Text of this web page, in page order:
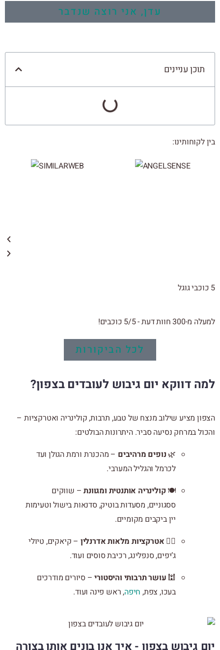
עדן, אני רוצה שנדבר
תוכן עניינים
בין לקוחותינו:
5 כוכבי גוגל
למעלה מ-300 חוות דעת - 5/5 כוכבים!
לכל הביקורות
למה דווקא יום גיבוש לעובדים בצפון?
הצפון מציע שילוב מנצח של טבע, תרבות, קולינריה ואטרקציות –
והכול במרחק נסיעה סביר. היתרונות הבולטים:
🌿 נופים מרהיבים – מהכנרת ורמת הגולן ועד
לכרמל והגליל המערבי.
🍽קולינריה אותנטית ומגוונת– שווקים
ססגוניים, מסעדות בוטיק, סדנאות בישול וטעימות
יין ביקבים מקומיים.
🚣‍♂️ אטרקציות מלאות אדרנלין – קיאקים, טיולי
ג’יפים, סנפלינג, רכיבת סוסים ועוד.
🕍 עושר תרבותי והיסטורי– סיורים מודרכים
בעכו, צפת, חיפה, ראש פינה ועוד.
יום גיבוש בצפון - איך אנו בונים אותו בצורה